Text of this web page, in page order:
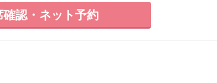
認・ネット予約